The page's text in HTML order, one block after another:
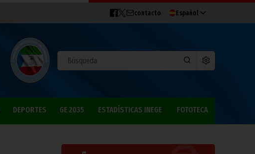
contacto Español
DEPORTES GE 2035 ESTADÍSTICAS INEGE FOTOTECA